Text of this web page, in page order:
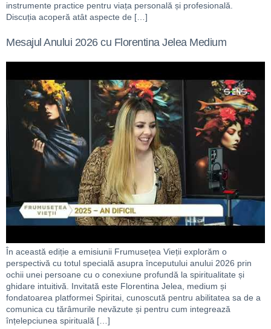
instrumente practice pentru viața personală și profesională.
Discuția acoperă atât aspecte de […]
Mesajul Anului 2026 cu Florentina Jelea Medium
În această ediție a emisiunii Frumusețea Vieții explorăm o
perspectivă cu totul specială asupra începutului anului 2026 prin
ochii unei persoane cu o conexiune profundă la spiritualitate și
ghidare intuitivă. Invitată este Florentina Jelea, medium și
fondatoarea platformei Spiritai, cunoscută pentru abilitatea sa de a
comunica cu tărâmurile nevăzute și pentru cum integrează
înțelepciunea spirituală […]